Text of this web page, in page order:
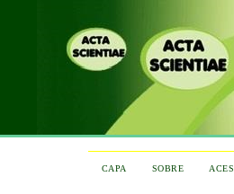
CAPA SOBRE